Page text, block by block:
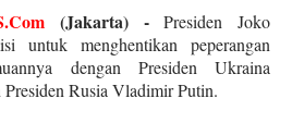
(Jakarta) -Presiden Joko
untuk menghentikan peperangan
dengan Presiden Ukraina
Rusia Vladimir Putin.